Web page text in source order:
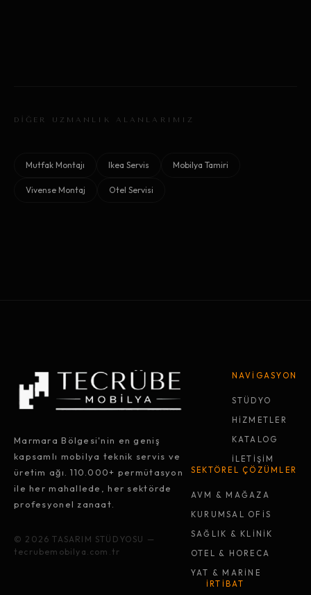
DİĞER UZMANLIK ALANLARIMIZ
Mutfak Montajı Ikea Servis Mobilya Tamiri
Vivense Montaj Otel Servisi
Marmara Bölgesi'nin en geniş
kapsamlı mobilya teknik servis ve
üretim ağı. 110.000+ permütasyon
ile her mahallede, her sektörde
profesyonel zanaat.
© 2026 TASARIM STÜDYOSU —
tecrubemobilya.com.tr
NAVİGASYON
STÜDYO
HİZMETLER
KATALOG
İLETİŞİM
SEKTÖREL ÇÖZÜMLER
AVM & MAĞAZA
KURUMSAL OFİS
SAĞLIK & KLİNİK
OTEL & HORECA
YAT & MARİNE
İRTİBAT